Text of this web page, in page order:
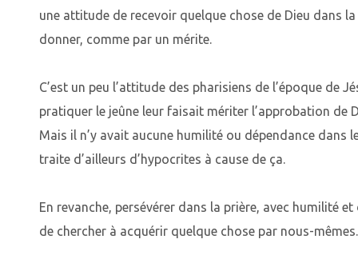
une attitude de recevoir quelque chose de Dieu dans
donner, comme par un mérite.
C’est un peu l’attitude des pharisiens de l’époque de
pratiquer le jeûne leur faisait mériter l’approbation de
Mais il n’y avait aucune humilité ou dépendance dans
traite d’ailleurs d’hypocrites à cause de ça.
En revanche, persévérer dans la prière, avec humilité
de chercher à acquérir quelque chose par nous-mêmes.